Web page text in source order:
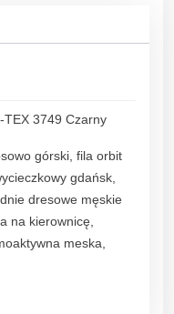
TEX 3749 Czarny
górski, fila orbit
gdańsk,
dresowe męskie
na kierownicę,
meska,